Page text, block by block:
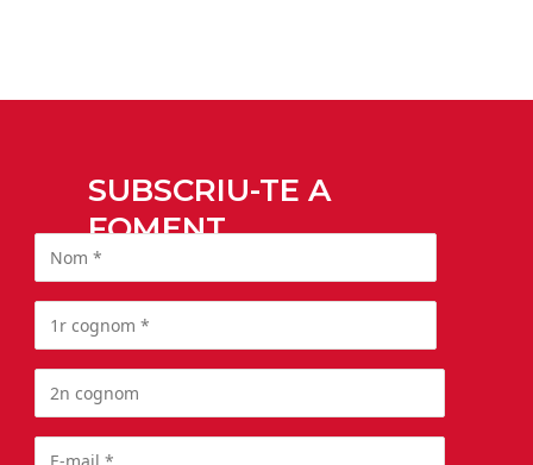
SUBSCRIU-TE A
FOMENT